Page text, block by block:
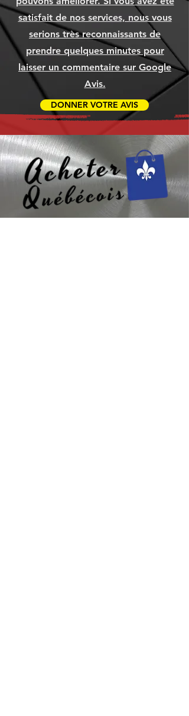
Ajouter au panier
Ajouter au panier
Ajouter au panier
satisfait de nos services, nous vous
serions très reconnaissants de
prendre quelques minutes pour
laisser un commentaire sur Google
Avis.
DONNER VOTRE AVIS